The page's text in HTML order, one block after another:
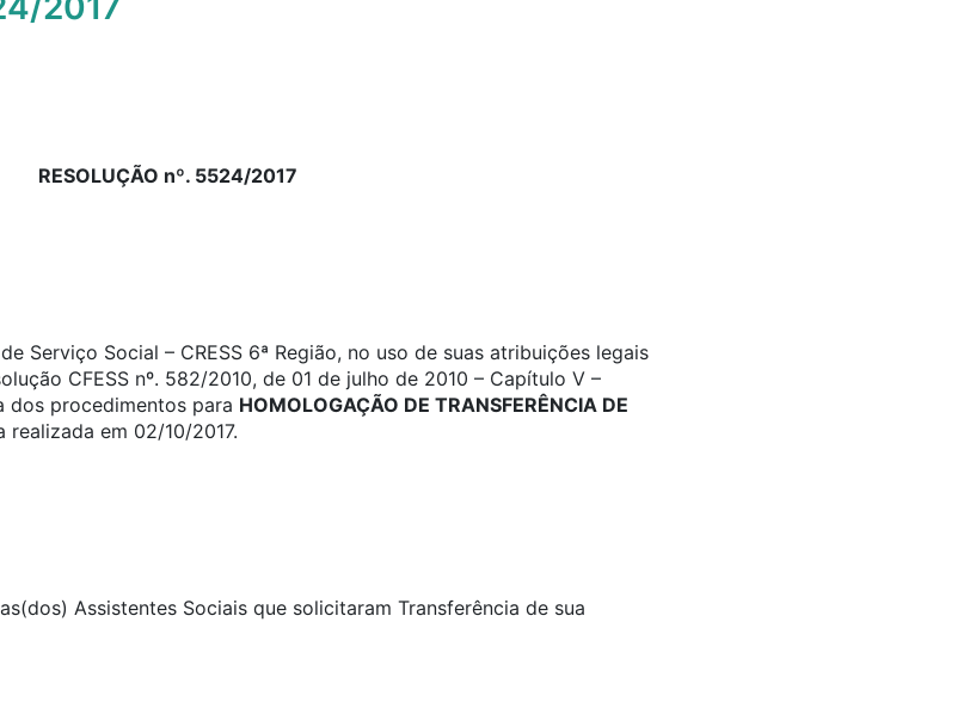
RESOLUÇÃO nº. 5524/2017
Serviço Social – CRESS 6ª Região, no uso de suas atribuições legais
CFESS nº. 582/2010, de 01 de julho de 2010 – Capítulo V –
dos procedimentos para HOMOLOGAÇÃO DE TRANSFERÊNCIA DE
em 02/10/2017.
Assistentes Sociais que solicitaram Transferência de sua